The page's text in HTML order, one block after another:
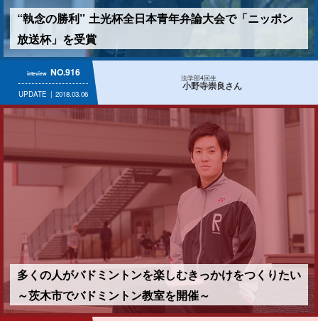
“執念の勝利” 土光杯全日本青年弁論大会で「ニッポン
放送杯」を受賞
inteview NO.916
UPDATE 2018.03.06
法学部4回生
小野寺崇良さん
多くの人がバドミントンを楽しむきっかけをつくりたい
～茨木市でバドミントン教室を開催～